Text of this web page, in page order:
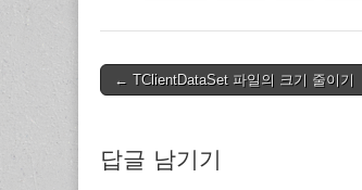
Post
← TClientDataSet 파일의 크기 줄이기
답글 남기기